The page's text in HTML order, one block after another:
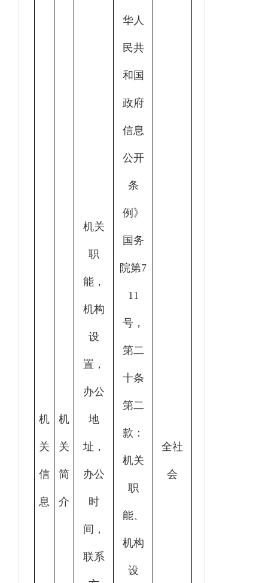
机
关
信
息
机
关
简
介
机关
职
能，
机构
设
置，
办公
地
址，
办公
时
间，
联系
华人
民共
和国
政府
信息
公开
条
例》
国务
院第7
11
号，
第二
十条
第二
款：
机关
职
能、
机构
设
全社
会